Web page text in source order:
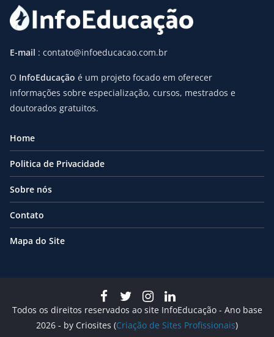
E-mail : contato@infoeducacao.com.br
O InfoEducação é um projeto focado em oferecer
informações sobre especialização, cursos, mestrados e
doutorados gratuitos.
Home
Politica de Privacidade
Sobre nós
Contato
Mapa do Site
Todos os direitos reservados ao site InfoEducação - Ano base
2026 - by Criosites (Criação de Sites Profissionais)